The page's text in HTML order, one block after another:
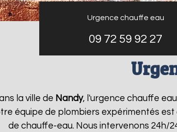
Urgence chauffe eau
09 72 59 92 27
la ville de Nandy, l'urgence chauffe
équipe de plombiers expérimentés
de chauffe-eau. Nous intervenons 24h/